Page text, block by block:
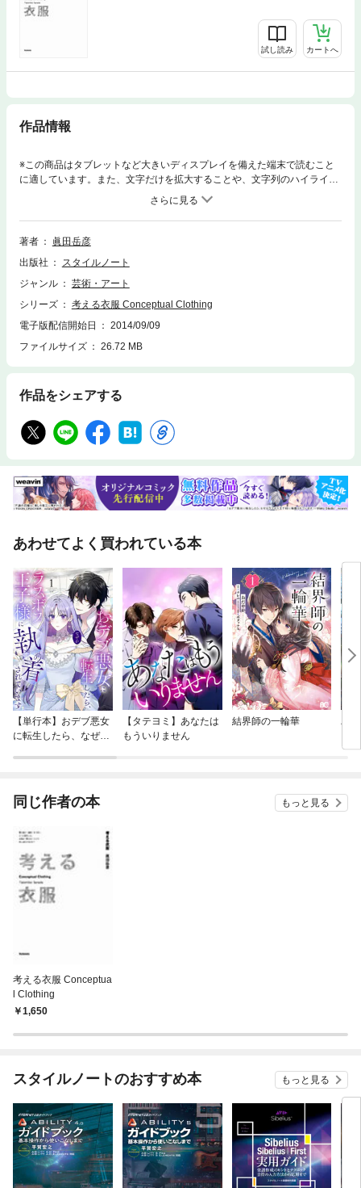
試し読み カートへ
作品情報
※この商品はタブレットなど大きいディスプレイを備えた端末で読むこと
に適しています。また、文字だけを拡大することや、文字列のハイライ
ト、検索、辞書の参照、引用などの機能が使用できません。「ファッショ
ン」と「衣服」は同じでありながら異なるもの。人々のより豊かな暮らし
のための衣服を考えることで人々の暮らしをより豊かに変化させてゆける
のかを先端アートを実践する衣服造形のスペシャリストが考察する。
著者
眞田岳彦
出版社
スタイルノート
ジャンル
芸術・アート
シリーズ
考える衣服 Conceptual Clothing
電子版配信開始日
2014/09/09
ファイルサイズ
26.72 MB
作品をシェアする
あわせてよく買われている本
【単行本】おデブ悪女
に転生したら、なぜか
【タテヨミ】あなたは
もういりません
結界師の一輪華
バ
今
同じ作者の本 もっと見る
考える衣服 Conceptua
l Clothing
1,650
スタイルノートのおすすめ本 もっと見る